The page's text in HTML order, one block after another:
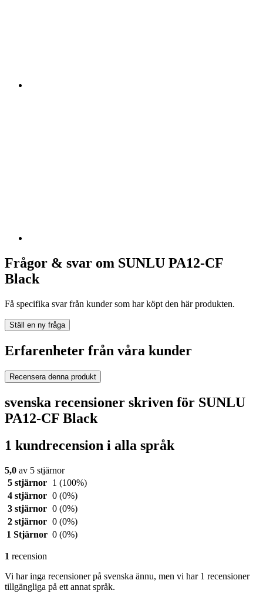
Frågor & svar om SUNLU PA12-CF
Black
Få specifika svar från kunder som har köpt den här produkten.
Ställ en ny fråga
Erfarenheter från våra kunder
Recensera denna produkt
svenska recensioner skriven för SUNLU
PA12-CF Black
1 kundrecension i alla språk
5,0 av 5 stjärnor
5 stjärnor
1 (100%)
4 stjärnor 0 (0%)
3 stjärnor 0 (0%)
2 stjärnor 0 (0%)
1 Stjärnor 0 (0%)
1 recension
Vi har inga recensioner på svenska ännu, men vi har 1 recensioner
tillgängliga på ett annat språk.